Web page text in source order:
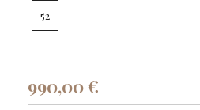
52
990,00€